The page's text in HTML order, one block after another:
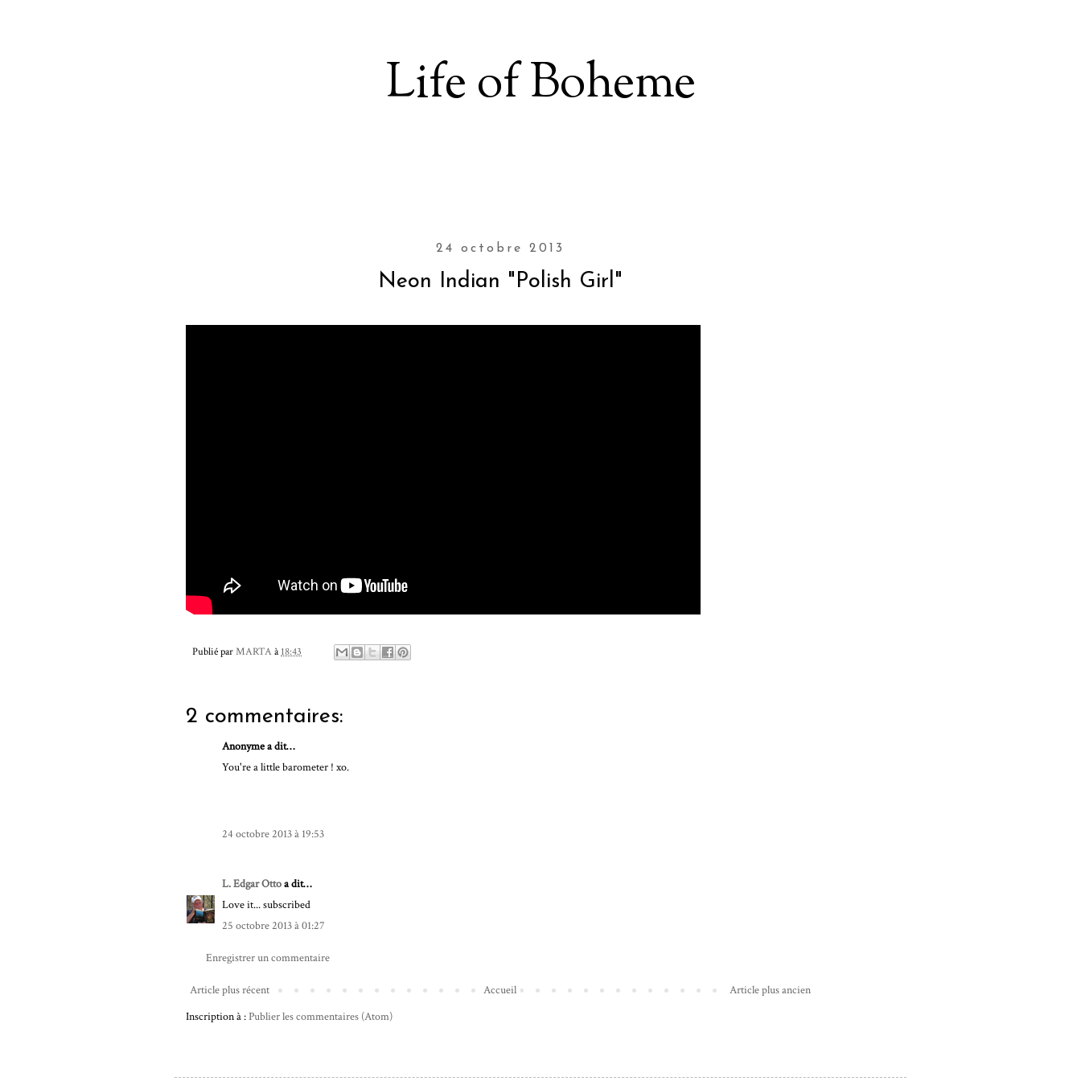
Life of Boheme
24 octobre 2013
Neon Indian "Polish Girl"
Publié parMARTAà18:43
2 commentaires:
Anonyme a dit…
You're a little barometer ! xo.
24 octobre 2013 à 19:53
L. Edgar Ottoa dit…
Love it... subscribed
25 octobre 2013 à 01:27
Enregistrer un commentaire
Article plus récent Article plus ancien
Accueil
Inscription à :Publier les commentaires (Atom)